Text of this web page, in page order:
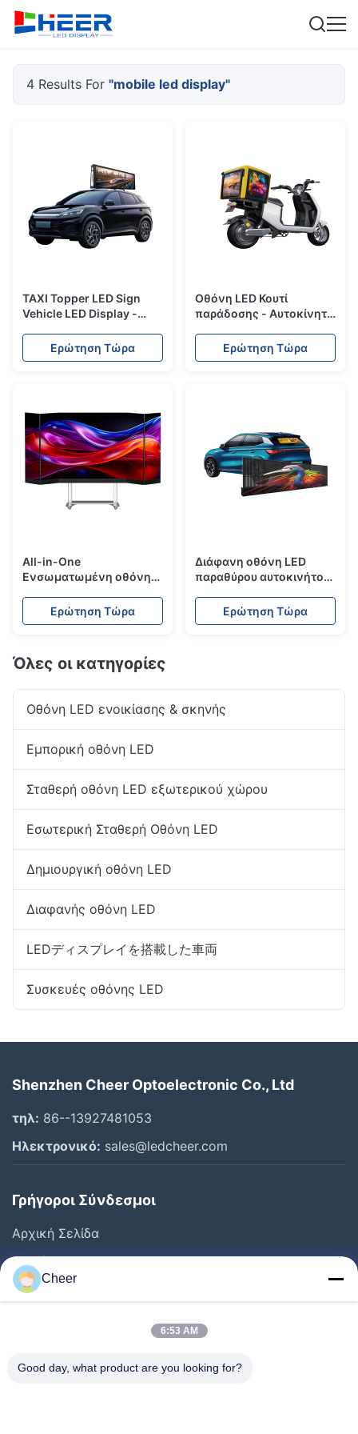
4 Results For "mobile led display"
TAXI Topper LED Sign
Vehicle LED Display -
Ερώτηση Τώρα
Οθόνη LED Κουτί
παράδοσης - Αυτοκίνητο
φωτεινότητα για
διαφήμιση κίνησης
Ερώτηση Τώρα
All-in-One
Ενσωματωμένη οθόνη
οθόνη συσκέψεων -
Σειρά AIO
Ερώτηση Τώρα
Διάφανη οθόνη LED
παραθύρου αυτοκινήτου
Ερώτηση Τώρα
Όλες οι κατηγορίες
Οθόνη LED ενοικίασης & σκηνής
Εμπορική οθόνη LED
Σταθερή οθόνη LED εξωτερικού χώρου
Εσωτερική Σταθερή Οθόνη LED
Δημιουργική οθόνη LED
Διαφανής οθόνη LED
LEDディスプレイを搭載した車両
Συσκευές οθόνης LED
Shenzhen Cheer Optoelectronic Co., Ltd
τηλ: 86--13927481053
Ηλεκτρονικό: sales@ledcheer.com
Γρήγοροι Σύνδεσμοι
Αρχική Σελίδα
Προϊόντα
Σχετικά Με Εμάς
Επαφή
Cheer
6:53 AM
Good day, what product are you looking for?